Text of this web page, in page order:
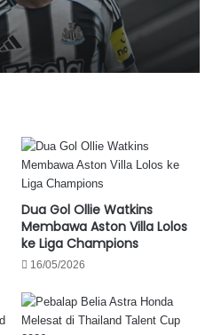
Bawa Kemenangan
West Ham
Dua Gol Ollie Watkins
Membawa Aston Villa Lolos
ke Liga Champions
16/05/2026